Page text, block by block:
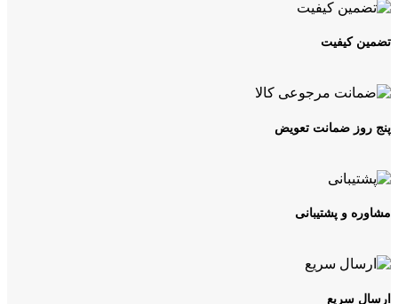
تضمین کیفیت
پنج روز ضمانت تعویض
مشاوره و پشتیبانی
ارسال سریع